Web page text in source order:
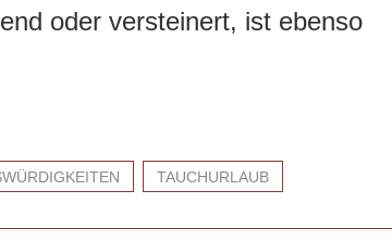
oder versteinert, ist ebenso
TAUCHURLAUB